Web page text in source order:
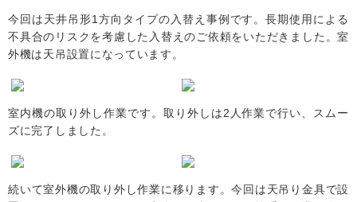
今回は天井吊形1方向タイプの入替え事例です。長期使用による
不具合のリスクを考慮した入替えのご依頼をいただきました。室
外機は天吊設置になっています。
室内機の取り外し作業です。取り外しは2人作業で行い、スムー
ズに完了しました。
続いて室外機の取り外し作業に移ります。今回は天吊り金具で設